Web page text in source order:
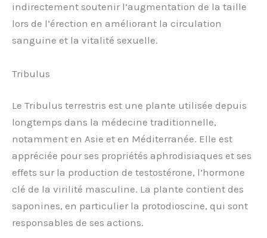
indirectement soutenir l’augmentation de la taille
lors de l’érection en améliorant la circulation
sanguine et la vitalité sexuelle.
Tribulus
Le Tribulus terrestris est une plante utilisée depuis
longtemps dans la médecine traditionnelle,
notamment en Asie et en Méditerranée. Elle est
appréciée pour ses propriétés aphrodisiaques et ses
effets sur la production de testostérone, l’hormone
clé de la virilité masculine. La plante contient des
saponines, en particulier la protodioscine, qui sont
responsables de ses actions.